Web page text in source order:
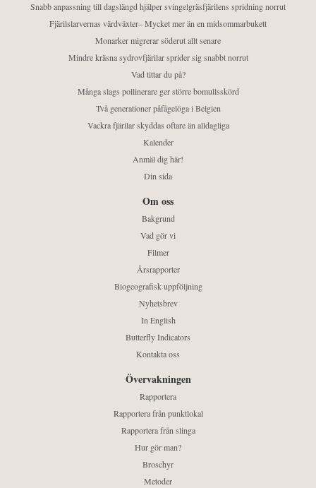
Snabb anpassning till dagslängd hjälper svingelgräsfjärilens spridning norrut
Fjärilslarvernas värdväxter– Mycket mer än en midsommarbukett
Monarker migrerar söderut allt senare
Mindre kräsna sydrovfjärilar sprider sig snabbt norrut
Vad tittar du på?
Många slags pollinerare ger större bomullsskörd
Två generationer påfågelöga i Belgien
Vackra fjärilar skyddas oftare än alldagliga
Kalender
Anmäl dig här!
Din sida
Om oss
Bakgrund
Vad gör vi
Filmer
Årsrapporter
Biogeografisk uppföljning
Nyhetsbrev
In English
Butterfly Indicators
Kontakta oss
Övervakningen
Rapportera
Rapportera från punktlokal
Rapportera från slinga
Hur gör man?
Broschyr
Metoder